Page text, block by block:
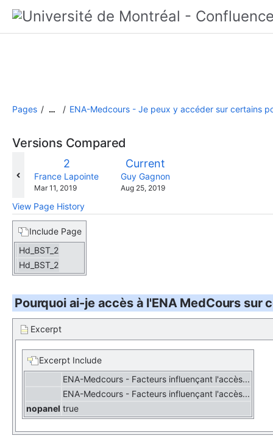
Pages … ENA-Medcours - Je peux y accéder sur certains
Versions Compared
Old
Version
2
changes.mady.by.user
France Lapointe
Saved
Mar 11, 2019
compared
New
Version
Current
changes.mady.by.user
Guy Gagnon
Saved
Aug 25, 2019
View Page History
Include Page
Hd_BST_2
Hd_BST_2
Pourquoi ai-je accès à l'ENA MedCours sur
Excerpt
Excerpt Include
ENA-Medcours - Facteurs influençant l'accès...
ENA-Medcours - Facteurs influençant l'accès...
nopanel true